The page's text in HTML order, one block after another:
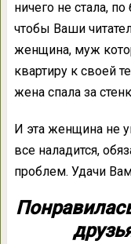
ничего не стала,
чтобы Ваши
женщина, муж
квартиру к своей
жена спала за
И эта женщина не
все наладится,
проблем. Удачи